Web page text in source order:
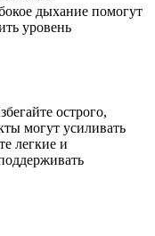
дыхание помогут
уровень
острого,
могут усиливать
легкие и